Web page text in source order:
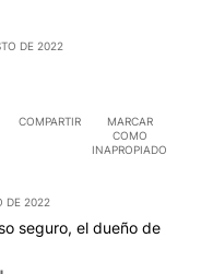
DE 2022
COMPARTIR
MARCAR
COMO
INAPROPIADO
DE 2022
seguro, el dueño de